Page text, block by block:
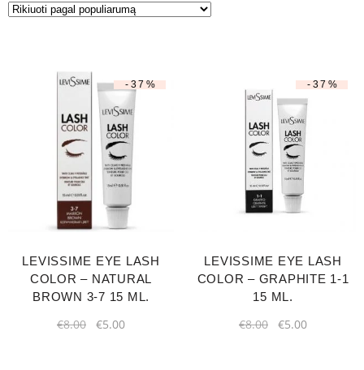
-37%
LEVISSIME EYE LASH
COLOR – NATURAL
BROWN 3-7 15 ML.
€8.00 €5.00
-37%
LEVISSIME EYE LASH
COLOR – GRAPHITE 1-1
15 ML.
€8.00 €5.00